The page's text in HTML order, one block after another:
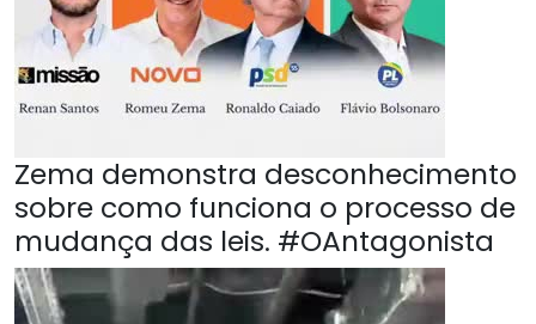
Zema demonstra desconhecimento
sobre como funciona o processo de
mudança das leis. #OAntagonista